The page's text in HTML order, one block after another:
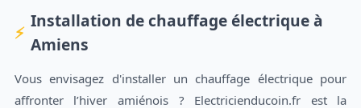
Installation de chauffage électrique à
Amiens
Vous envisagez d'installer un chauffage électrique pour
affronter l’hiver amiénois ? Electricienducoin.fr est la